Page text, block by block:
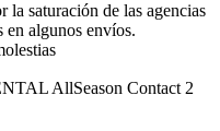
la saturación de las agencias
en algunos envíos.
AllSeason Contact 2